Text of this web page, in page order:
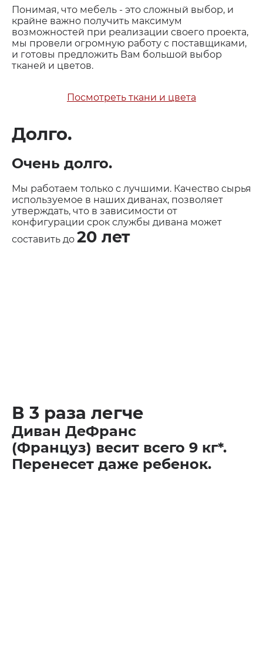
Понимая, что мебель - это сложный выбор, и
крайне важно получить максимум
возможностей при реализации своего проекта,
мы провели огромную работу с поставщиками,
и готовы предложить Вам большой выбор
тканей и цветов.
Посмотреть ткани и цвета
Долго.
Очень долго.
Мы работаем только с лучшими. Качество сырья
используемое в наших диванах, позволяет
утверждать, что в зависимости от
конфигурации срок службы дивана может
составить до 20 лет
В 3 раза легче
Диван ДеФранс
(Француз) весит всего 9 кг*.
Перенесет даже ребенок.